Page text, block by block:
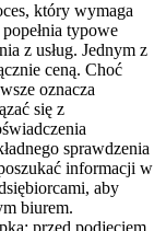
który wymaga
typowe
z usług. Jednym z
ceną. Choć
oznacza
się z
sprawdzenia
informacji w
aby
biurem.
przed podjęciem